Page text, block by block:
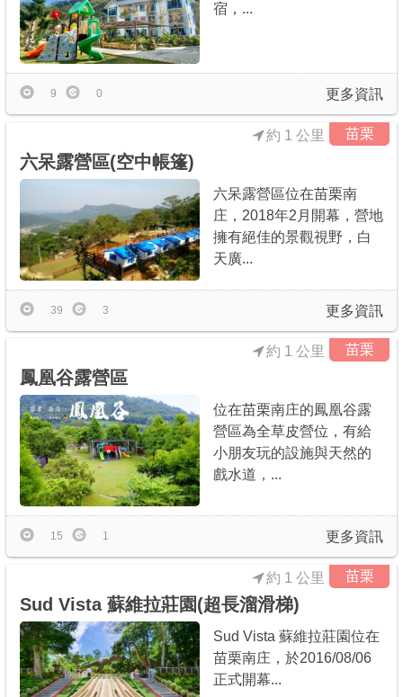
宿，...
更多資訊
9 0
苗栗
六呆露營區(空中帳篷)
約 1 公里
六呆露營區位在苗栗南
庄，2018年2月開幕，營地
擁有絕佳的景觀視野，白
天廣...
更多資訊
39 3
苗栗
鳳凰谷露營區
約 1 公里
位在苗栗南庄的鳳凰谷露
營區為全草皮營位，有給
小朋友玩的設施與天然的
戲水道，...
更多資訊
15 1
苗栗
Sud Vista 蘇維拉莊園(超長溜滑梯)
約 1 公里
Sud Vista 蘇維拉莊園位在
苗栗南庄，於2016/08/06
正式開幕...